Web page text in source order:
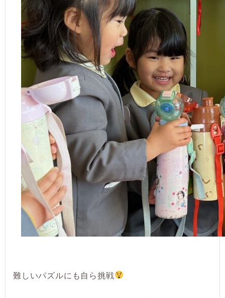
難しいパズルにも自ら挑戦